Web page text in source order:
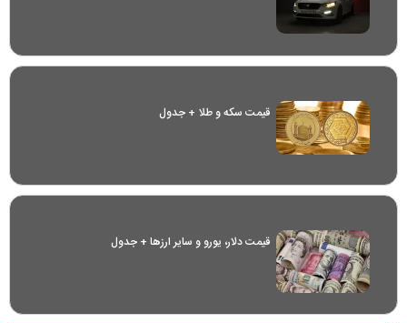
قیمت سکه و طلا + جدول
قیمت دلار، یورو و سایر ارز‌ها + جدول